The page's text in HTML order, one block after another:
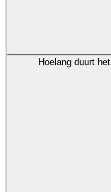
Hoelang duurt